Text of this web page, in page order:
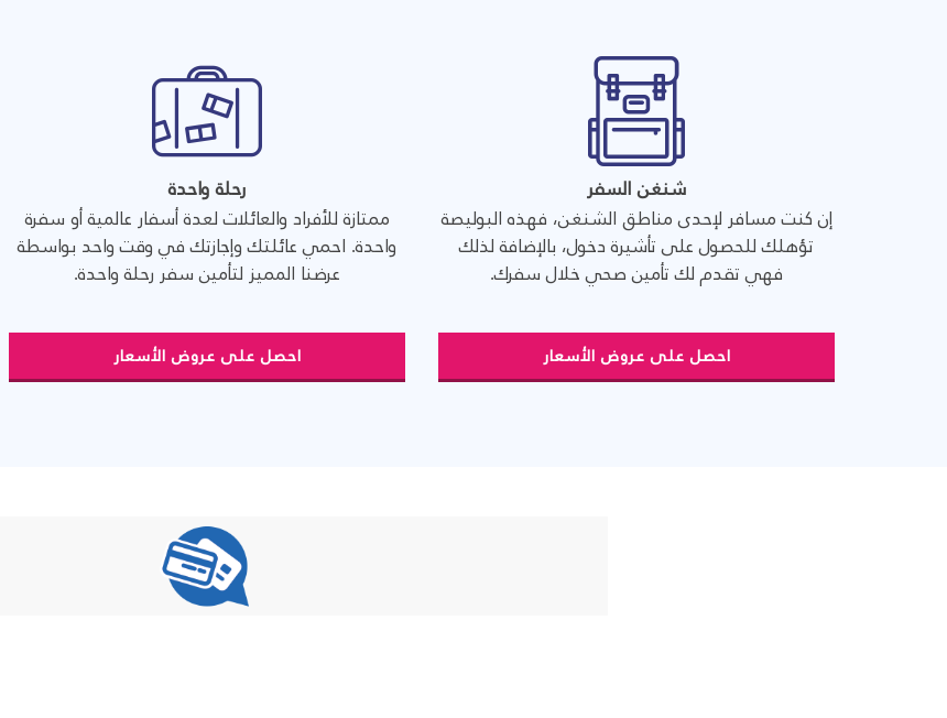
شنغن السفر
إن كنت مسافر لإحدى مناطق الشنغن، فهذه البوليصة
تؤهلك للحصول على تأشيرة دخول، بالإضافة لذلك
فهي تقدم لك تأمين صحي خلال سفرك.
احصل على عروض الأسعار
رحلة واحدة
ممتازة للأفراد والعائلات لعدة أسفار عالمية أو سفرة
واحدة. احمي عائلتك وإجازتك في وقت واحد بواسطة
عرضنا المميز لتأمين سفر رحلة واحدة.
احصل على عروض الأسعار